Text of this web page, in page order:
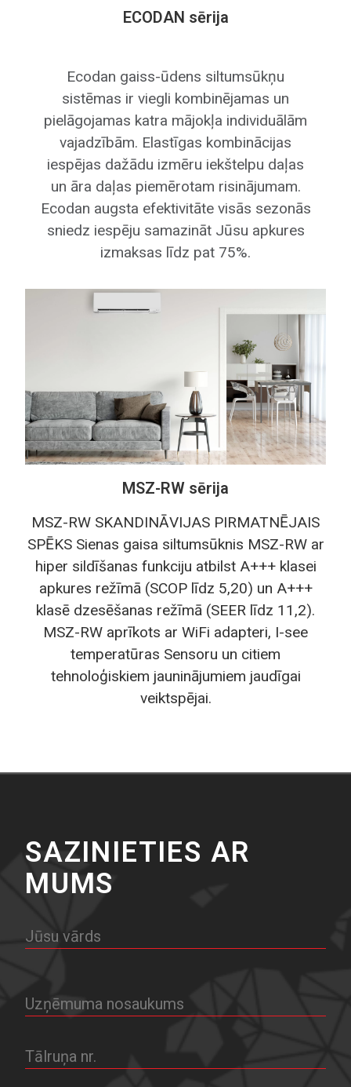
labvēlīgs iekštelpu klimats kļūst par
ECODAN sērija
Ecodan gaiss-ūdens siltumsūkņu
sistēmas ir viegli kombinējamas un
pielāgojamas katra mājokļa individuālām
vajadzībām. Elastīgas kombinācijas
iespējas dažādu izmēru iekštelpu daļas
un āra daļas piemērotam risinājumam.
Ecodan augsta efektivitāte visās sezonās
sniedz iespēju samazināt Jūsu apkures
izmaksas līdz pat 75%.
MSZ-RW sērija
MSZ-RW SKANDINĀVIJAS PIRMATNĒJAIS
SPĒKS Sienas gaisa siltumsūknis MSZ-RW ar
hiper sildīšanas funkciju atbilst A+++ klasei
apkures režīmā (SCOP līdz 5,20) un A+++
klasē dzesēšanas režīmā (SEER līdz 11,2).
MSZ-RW aprīkots ar WiFi adapteri, I-see
temperatūras Sensoru un citiem
tehnoloģiskiem jauninājumiem jaudīgai
veiktspējai.
SAZINIETIES AR
MUMS